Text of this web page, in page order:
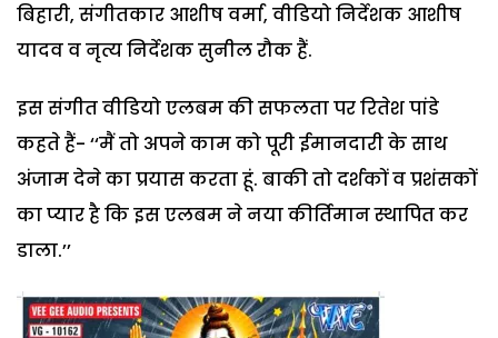
बिहारी, संगीतकार आशीष वर्मा, वीडियो निर्देशक आशीष
यादव व नृत्य निर्देशक सुनील रौक हैं.
इस संगीत वीडियो एलबम की सफलता पर रितेश पांडे
कहते हैं- ‘‘मैं तो अपने काम को पूरी ईमानदारी के साथ
अंजाम देने का प्रयास करता हूं. बाकी तो दर्शकों व प्रशंसकों
का प्यार है कि इस एलबम ने नया कीर्तिमान स्थापित कर
डाला.’’